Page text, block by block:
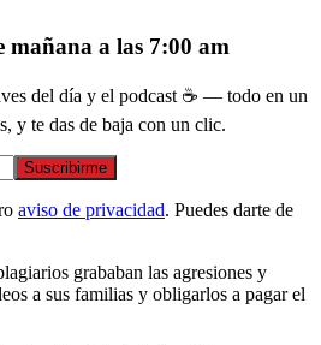
mañana a las 7:00 am
del día y el podcast ☕ — todo en un
y te das de baja con un clic.
Suscribirme
aviso de privacidad. Puedes darte de
grababan las agresiones y
a sus familias y obligarlos a pagar el